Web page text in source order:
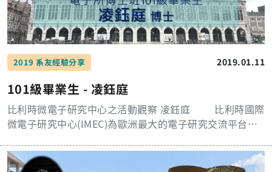
精神都沒有那倒不如就去賣雞排好了，讀電子系沒有電子
工程師的專業，那倒不如去尋找自己真正有興趣的東西研
究，讓自己掌握好自己人生的道路，一直埋首於自己不想
要的環境裡只會讓自己更加痛苦，在大學多到開始要關的
年代，有個大學學歷並不事一件非常難的事，因此在大學
四年內要追尋的不只是專業知識的養成，還有自己要如何
在四年內找到自己真正有興趣的道路去走才是讀大學真正
的意義 不管是興趣的培養，人與人溝通技巧的精進，
在大學四年裡面我們都有充足的時間去練習，常有人說大
學生活就是由你玩四年，但除了玩以外，大學生活更像是
一個社會化的過程，讓我們去銜接不管是職場或是未來的
觸到排球，讓我在就讀研究所的過程中，有個紓壓的管
道。 研究所畢業進入職場後，到現在已經過了半年
多，在這段時間更能體會到什麼是活在當下，工作上認真
去學習自己不熟悉的事物，努力做好主管交辦事情，更重
要的是學會和各式各樣的人相處，打好自己的人際關係。
下班後更會去發展、經營自己的興趣，像是繼續打我愛的
排球、游泳或是在假日和同事一起爬山，喜愛美食的我總
會挖掘餐廳和朋友一起享受佳餚；讓自己的身心保持最好
的狀態。 雖然現在我所做的事情在大多數人的眼中並
不是那麼偉大、精彩，但我相信認真做自己、開心做自
己，把握當下的每一分每一秒，也可以活出平凡中的不平
凡。
2019 系友經驗分享 2019.01.11
101級畢業生 - 凌鈺庭
比利時微電子研究中心之活動觀察 凌鈺庭 比利時國際
微電子研究中心(IMEC)為歐洲最大的電子研究交流平台，
資，由於鄰近比利時天主教魯汶大學(KU Leuven)，產學
合作密切，與來自世界70個國家的工作夥伴共享研發成